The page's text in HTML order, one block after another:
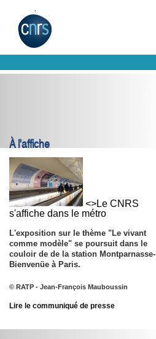
À l'affiche
<>Le CNRS
s'affiche dans le métro
L'exposition sur le thème "Le vivant
comme modèle" se poursuit dans le
couloir de de la station Montparnasse-
Bienvenüe à Paris.
© RATP - Jean-François Mauboussin
Lire le communiqué de presse